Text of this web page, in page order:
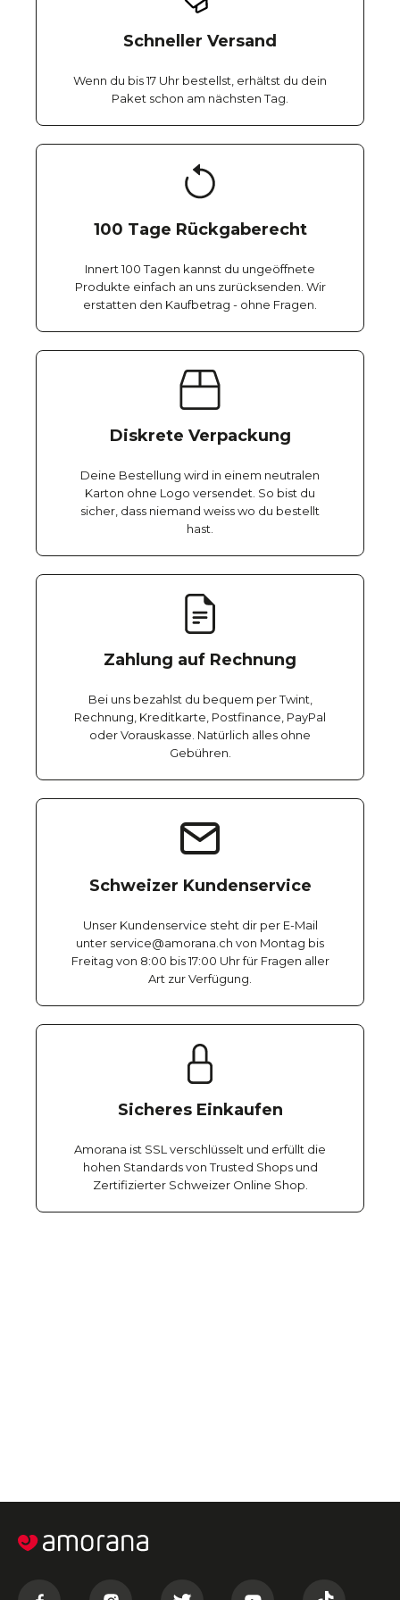
Schneller Versand
Wenn du bis 17 Uhr bestellst, erhältst du dein
Paket schon am nächsten Tag.
100 Tage Rückgaberecht
Innert 100 Tagen kannst du ungeöffnete
Produkte einfach an uns zurücksenden. Wir
erstatten den Kaufbetrag - ohne Fragen.
Diskrete Verpackung
Deine Bestellung wird in einem neutralen
Karton ohne Logo versendet. So bist du
sicher, dass niemand weiss wo du bestellt
hast.
Zahlung auf Rechnung
Bei uns bezahlst du bequem per Twint,
Rechnung, Kreditkarte, Postfinance, PayPal
oder Vorauskasse. Natürlich alles ohne
Gebühren.
Schweizer Kundenservice
Unser Kundenservice steht dir per E-Mail
unter service@amorana.ch von Montag bis
Freitag von 8:00 bis 17:00 Uhr für Fragen aller
Art zur Verfügung.
Sicheres Einkaufen
Amorana ist SSL verschlüsselt und erfüllt die
hohen Standards von Trusted Shops und
Zertifizierter Schweizer Online Shop.